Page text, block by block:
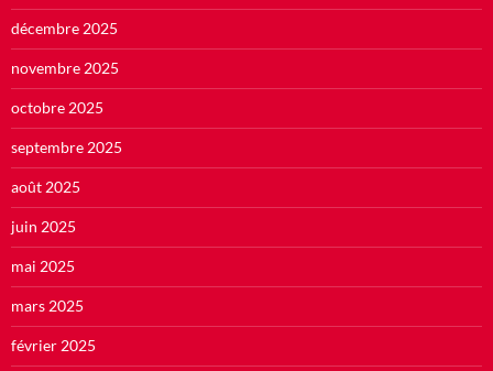
décembre 2025
novembre 2025
octobre 2025
septembre 2025
août 2025
juin 2025
mai 2025
mars 2025
février 2025